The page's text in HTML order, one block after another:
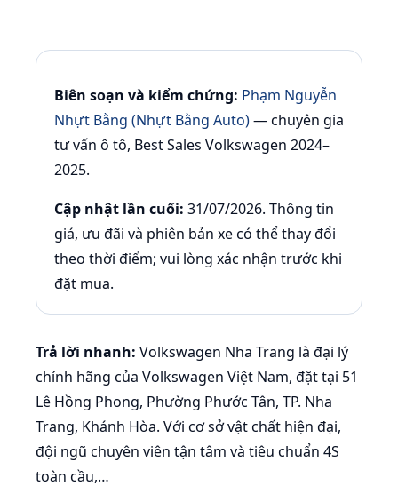
Biên soạn và kiểm chứng: Phạm Nguyễn
Nhựt Bằng (Nhựt Bằng Auto)— chuyên gia
tư vấn ô tô, Best Sales Volkswagen 2024–
2025.
Cập nhật lần cuối: 31/07/2026. Thông tin
giá, ưu đãi và phiên bản xe có thể thay đổi
theo thời điểm; vui lòng xác nhận trước khi
đặt mua.
Trả lời nhanh: Volkswagen Nha Trang là đại lý
chính hãng của Volkswagen Việt Nam, đặt tại 51
Lê Hồng Phong, Phường Phước Tân, TP. Nha
Trang, Khánh Hòa. Với cơ sở vật chất hiện đại,
đội ngũ chuyên viên tận tâm và tiêu chuẩn 4S
toàn cầu,…